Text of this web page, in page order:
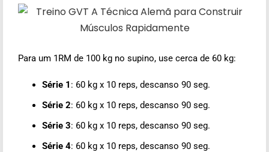
Para um 1RM de 100 kg no supino, use cerca de 60 kg:
Série 1 : 60 kg x 10 reps, descanso 90 seg.
Série 2: 60 kg x 10 reps, descanso 90 seg.
Série 3: 60 kg x 10 reps, descanso 90 seg.
Série 4: 60 kg x 10 reps, descanso 90 seg.